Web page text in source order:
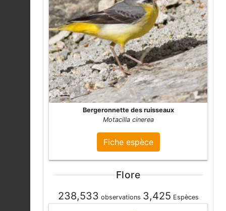
Bergeronnette des ruisseaux
Motacilla cinerea
Fiche espèce
Flore
238,533 observations 3,425 Espèces